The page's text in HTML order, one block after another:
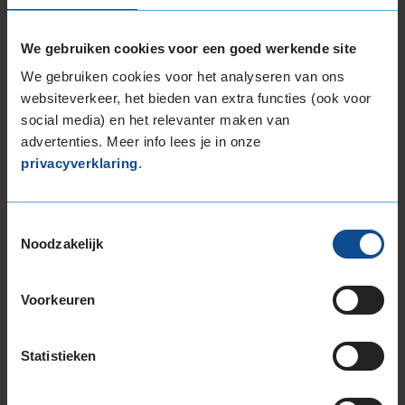
We gebruiken cookies voor een goed werkende site
We gebruiken cookies voor het analyseren van ons
websiteverkeer, het bieden van extra functies (ook voor
social media) en het relevanter maken van
advertenties. Meer info lees je in onze
privacyverklaring.
Noodzakelijk
Voorkeuren
Statistieken
beschikbaar bij andere filialen
FIETSONDERHOUDSBEURT
FIETSBANDENSERVICE
beste keus voorAPK in Utrecht,autobanden in
Onderstaand tref je de meest recente
actuele klantbeoordeling is gebaseerd op 598
beoordelingen, met een maximale score van 10.